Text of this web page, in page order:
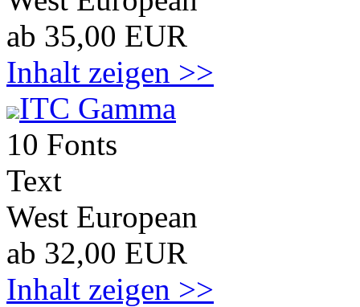
ab 35,00 EUR
Inhalt zeigen >>
ITC Gamma
10 Fonts
Text
West European
ab 32,00 EUR
Inhalt zeigen >>